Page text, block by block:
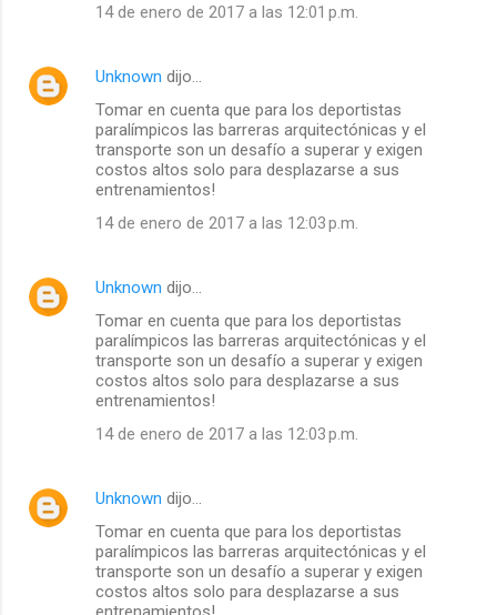
14 de enero de 2017 a las 12:01 p.m.
Unknown dijo…
Tomar en cuenta que para los deportistas
paralímpicos las barreras arquitectónicas y el
transporte son un desafío a superar y exigen
costos altos solo para desplazarse a sus
entrenamientos!
14 de enero de 2017 a las 12:03 p.m.
Unknown dijo…
Tomar en cuenta que para los deportistas
paralímpicos las barreras arquitectónicas y el
transporte son un desafío a superar y exigen
costos altos solo para desplazarse a sus
entrenamientos!
14 de enero de 2017 a las 12:03 p.m.
Unknown dijo…
Tomar en cuenta que para los deportistas
paralímpicos las barreras arquitectónicas y el
transporte son un desafío a superar y exigen
costos altos solo para desplazarse a sus